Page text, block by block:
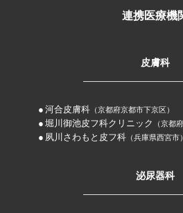
連携医療機
皮膚科
河合皮膚科 （京都府京都市下京区）
堀川御池皮フ科クリニック （京都
夙川さわもと皮フ科 （兵庫県西宮市）
泌尿器科